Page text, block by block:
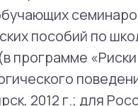
кибербуллинг;
для психологии
в исследованиях